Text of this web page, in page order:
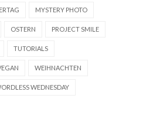
MYSTERY PHOTO
OSTERN PROJECT SMILE
TUTORIALS
WEIHNACHTEN
WEDNESDAY